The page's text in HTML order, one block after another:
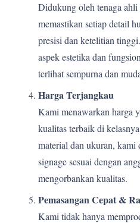
Didukung oleh tenaga
memastikan setiap detail
presisi dan ketelitian
aspek estetika dan
terlihat sempurna dan
Harga Terjangkau
Kami menawarkan harga
kualitas terbaik di
material dan ukuran, kami
signage sesuai dengan
mengorbankan kualitas.
Pemasangan Cepat &
Kami tidak hanya